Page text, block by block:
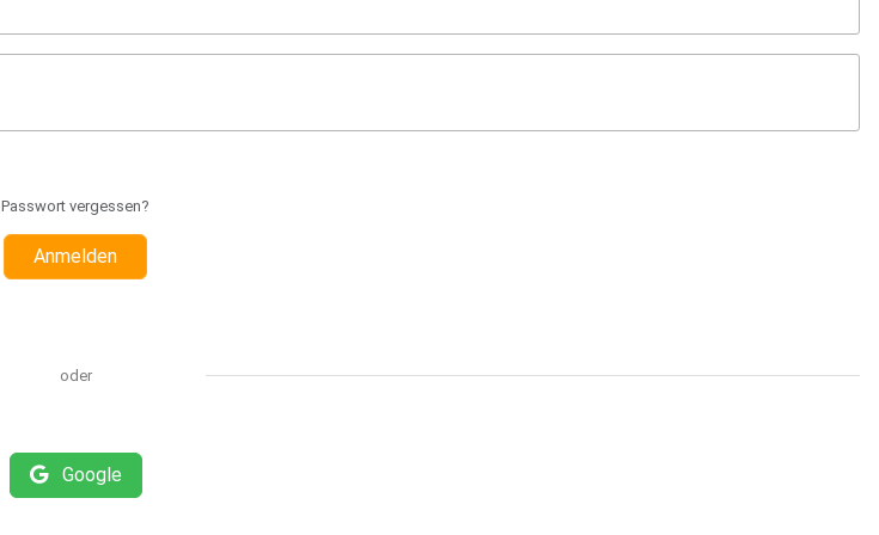
Passwort vergessen?
Anmelden
oder
Google